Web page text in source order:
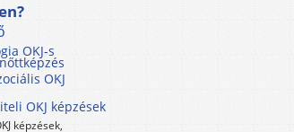
OKJ-s
OKJ
OKJ képzések
képzések,